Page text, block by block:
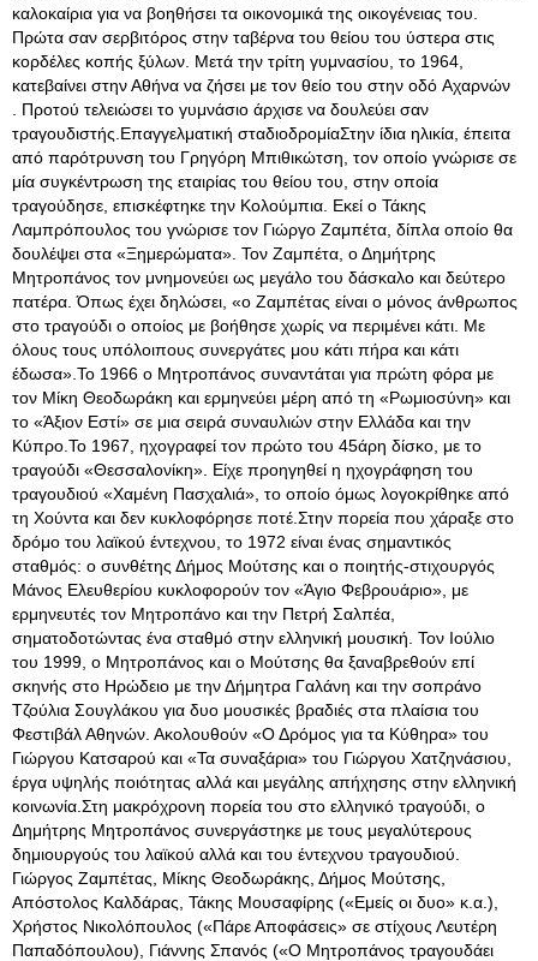
καλοκαίρια για να βοηθήσει τα οικονομικά της οικογένειας του.
Πρώτα σαν σερβιτόρος στην ταβέρνα του θείου του ύστερα στις
κορδέλες κοπής ξύλων. Μετά την τρίτη γυμνασίου, το 1964,
κατεβαίνει στην Αθήνα να ζήσει με τον θείο του στην οδό Aχαρνών
. Προτού τελειώσει το γυμνάσιο άρχισε να δουλεύει σαν
τραγουδιστής.Επαγγελματική σταδιοδρομίαΣτην ίδια ηλικία, έπειτα
από παρότρυνση του Γρηγόρη Μπιθικώτση, τον οποίο γνώρισε σε
μία συγκέντρωση της εταιρίας του θείου του, στην οποία
τραγούδησε, επισκέφτηκε την Κολούμπια. Εκεί ο Τάκης
Λαμπρόπουλος του γνώρισε τον Γιώργο Ζαμπέτα, δίπλα οποίο θα
δουλέψει στα «Ξημερώματα». Τον Ζαμπέτα, ο Δημήτρης
Μητροπάνος τον μνημονεύει ως μεγάλο του δάσκαλο και δεύτερο
πατέρα. Όπως έχει δηλώσει, «ο Ζαμπέτας είναι ο μόνος άνθρωπος
στο τραγούδι ο οποίος με βοήθησε χωρίς να περιμένει κάτι. Με
όλους τους υπόλοιπους συνεργάτες μου κάτι πήρα και κάτι
έδωσα».Το 1966 ο Μητροπάνος συναντάται για πρώτη φόρα με
τον Μίκη Θεοδωράκη και ερμηνεύει μέρη από τη «Ρωμιοσύνη» και
το «Άξιον Εστί» σε μια σειρά συναυλιών στην Ελλάδα και την
Κύπρο.Το 1967, ηχογραφεί τον πρώτο του 45άρη δίσκο, με το
τραγούδι «Θεσσαλονίκη». Είχε προηγηθεί η ηχογράφηση του
τραγουδιού «Χαμένη Πασχαλιά», το οποίο όμως λογοκρίθηκε από
τη Χούντα και δεν κυκλοφόρησε ποτέ.Στην πορεία που χάραξε στο
δρόμο του λαϊκού έντεχνου, το 1972 είναι ένας σημαντικός
σταθμός: ο συνθέτης Δήμος Μούτσης και ο ποιητής-στιχουργός
Μάνος Ελευθερίου κυκλοφορούν τον «Άγιο Φεβρουάριο», με
ερμηνευτές τον Μητροπάνο και την Πετρή Σαλπέα,
σηματοδοτώντας ένα σταθμό στην ελληνική μουσική. Τον Ιούλιο
του 1999, ο Μητροπάνος και ο Μούτσης θα ξαναβρεθούν επί
σκηνής στο Ηρώδειο με την Δήμητρα Γαλάνη και την σοπράνο
Τζούλια Σουγλάκου για δυο μουσικές βραδιές στα πλαίσια του
Φεστιβάλ Αθηνών. Ακολουθούν «Ο Δρόμος για τα Κύθηρα» του
Γιώργου Κατσαρού και «Τα συναξάρια» του Γιώργου Χατζηνάσιου,
έργα υψηλής ποιότητας αλλά και μεγάλης απήχησης στην ελληνική
κοινωνία.Στη μακρόχρονη πορεία του στο ελληνικό τραγούδι, ο
Δημήτρης Μητροπάνος συνεργάστηκε με τους μεγαλύτερους
δημιουργούς του λαϊκού αλλά και του έντεχνου τραγουδιού.
Γιώργος Ζαμπέτας, Μίκης Θεοδωράκης, Δήμος Μούτσης,
Απόστολος Καλδάρας, Τάκης Μουσαφίρης («Εμείς οι δυο» κ.α.),
Χρήστος Νικολόπουλος («Πάρε Αποφάσεις» σε στίχους Λευτέρη
Παπαδόπουλου), Γιάννης Σπανός («Ο Μητροπάνος τραγουδάει